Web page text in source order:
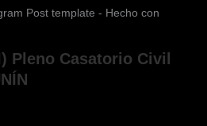
Pleno Casatorio Civil